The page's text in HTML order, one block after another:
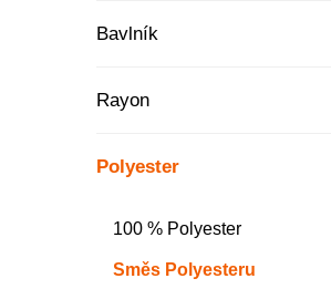
Bavlník
Rayon
Polyester
100 % Polyester
Směs Polyesteru